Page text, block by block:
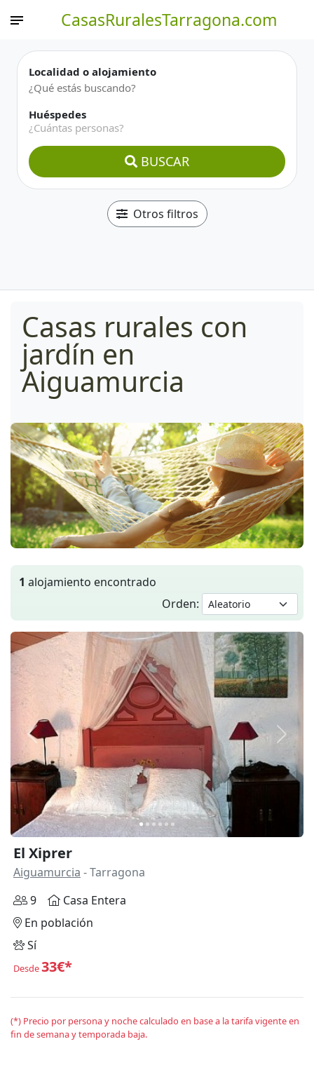
CasasRuralesTarragona.com
Localidad o alojamiento
Huéspedes
¿Cuántas personas?
BUSCAR
Otros filtros
Casas rurales con
jardín en
Aiguamurcia
1 alojamiento encontrado
Orden:
Anterior
El Xiprer
Aiguamurcia - Tarragona
9
Casa Entera
En población
Sí
Desde33€*
(*) Precio por persona y noche calculado en base a la tarifa vigente en
fin de semana y temporada baja.